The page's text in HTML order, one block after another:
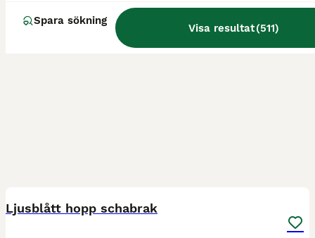
Spara sökning
Visa resultat(511)
Ljusblått hopp schabrak